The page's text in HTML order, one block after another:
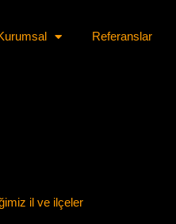
Referanslar
il ve ilçeler